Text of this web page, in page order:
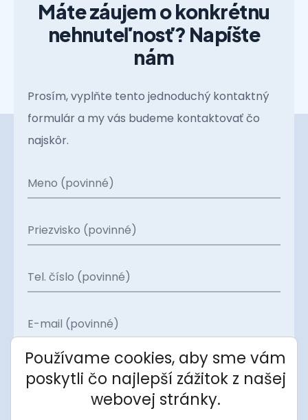
Máte záujem o konkrétnu
nehnuteľnosť? Napíšte
nám
Prosím, vyplňte tento jednoduchý kontaktný
formulár a my vás budeme kontaktovať čo
najskôr.
Meno (povinné)
Priezvisko (povinné)
Tel. číslo (povinné)
E-mail (povinné)
Projekt
Používame cookies, aby sme vám
poskytli čo najlepší zážitok z našej
webovej stránky.